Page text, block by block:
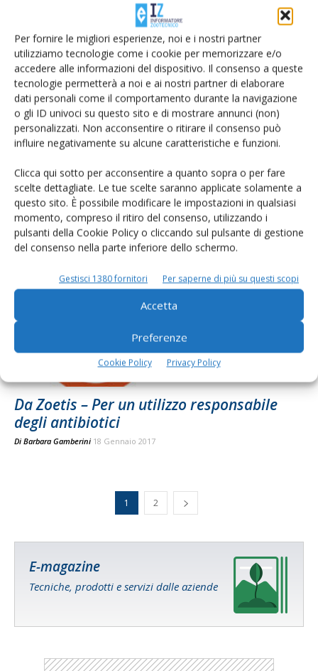
Per fornire le migliori esperienze, noi e i nostri partner
utilizziamo tecnologie come i cookie per memorizzare e/o
accedere alle informazioni del dispositivo. Il consenso a queste
tecnologie permetterà a noi e ai nostri partner di elaborare
dati personali come il comportamento durante la navigazione
o gli ID univoci su questo sito e di mostrare annunci (non)
personalizzati. Non acconsentire o ritirare il consenso può
influire negativamente su alcune caratteristiche e funzioni.
Clicca qui sotto per acconsentire a quanto sopra o per fare
scelte dettagliate. Le tue scelte saranno applicate solamente a
questo sito. È possibile modificare le impostazioni in qualsiasi
momento, compreso il ritiro del consenso, utilizzando i
pulsanti della Cookie Policy o cliccando sul pulsante di gestione
del consenso nella parte inferiore dello schermo.
Gestisci 1380 fornitori Per saperne di più su questi scopi
Accetta
Preferenze
Cookie Policy Privacy Policy
Antibiotici, prudenza
Di Patrizia Bassi(1), Giuseppe Merialdi(1), Marco Nocetti(2) - 15 Febbraio 2017
Da Zoetis – Per un utilizzo responsabile
degli antibiotici
Di Barbara Gamberini 18 Gennaio 2017
1 2
E-magazine
Tecniche, prodotti e servizi dalle aziende